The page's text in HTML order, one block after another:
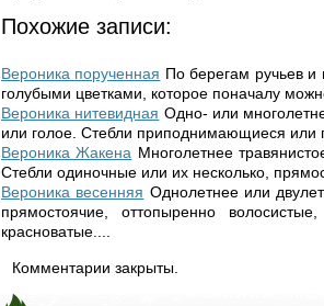
Похожие записи:
Вероника порученная По берегам ручьев и
голубыми цветками, которое поначалу
Вероника нитевидная Одно- или
или голое. Стебли приподнимающиеся или
Вероника Жакена Многолетнее
Стебли одиночные или их несколько,
Вероника весенняя Однолетнее или
прямостоячие, оттопыренно
красноватые....
Комментарии закрыты.